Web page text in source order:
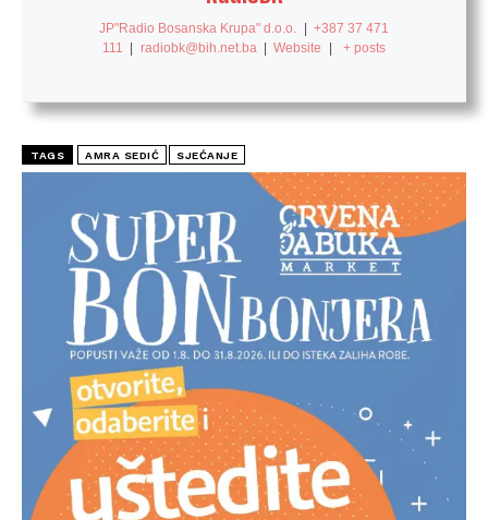
JP"Radio Bosanska Krupa" d.o.o. | +387 37 471
111
| radiobk@bih.net.ba | Website | + posts
TAGS AMRA SEDIĆ SJEĆANJE